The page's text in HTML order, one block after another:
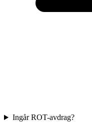
Ingår ROT-avdrag?